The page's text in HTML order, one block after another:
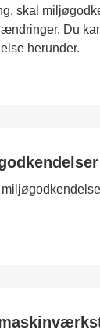
skal
Du
herunder.